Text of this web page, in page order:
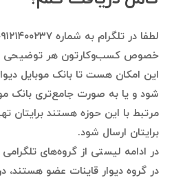
خصوص کسب‌وکارتون هر توضیحی
این امکان هست تا بانک موبایل
شود و یا به صورت جامع‌تری بانک
مرتبط با این حوزه هستند برایتان
برایتان ارسال شود.
در ادامه لیستی از گروه‌های
در گروه دیوار قاینات عضو هستند،